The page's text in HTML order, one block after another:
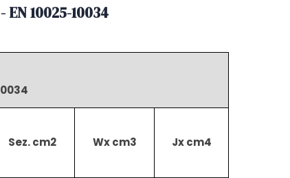
10025-10034
Sez. cm2 Wx cm3
Jx cm4